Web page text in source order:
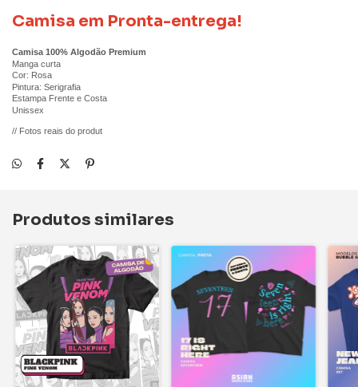
Camisa em Pronta-entrega!
Camisa 100% Algodão Premium
Manga curta
Cor: Rosa
Pintura: Serigrafia
Estampa Frente e Costa
Unissex
// Fotos reais do produt
Produtos similares